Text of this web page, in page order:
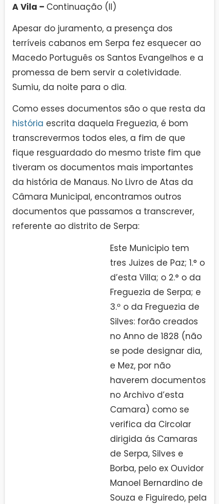
A Vila – Continuação (II)
Apesar do juramento, a presença dos
terríveis cabanos em Serpa fez esquecer ao
Macedo Português os Santos Evangelhos e a
promessa de bem servir a coletividade.
Sumiu, da noite para o dia.
Como esses documentos são o que resta da
história escrita daquela Freguezia, é bom
transcrevermos todos eles, a fim de que
fique resguardado do mesmo triste fim que
tiveram os documentos mais importantes
da história de Manaus. No Livro de Atas da
Câmara Municipal, encontramos outros
documentos que passamos a transcrever,
referente ao distrito de Serpa:
Este Municipio tem
tres Juizes de Paz; 1.° o
d’esta Villa; o 2.° o da
Freguezia de Serpa; e
3.º o da Freguezia de
Silves: forão creados
no Anno de 1828 (não
se pode designar dia,
e Mez, por não
haverem documentos
no Archivo d’esta
Camara) como se
verifica da Circolar
dirigida ás Camaras
de Serpa, Silves e
Borba, pelo ex Ouvidor
Manoel Bernardino de
Souza e Figuiredo, pela